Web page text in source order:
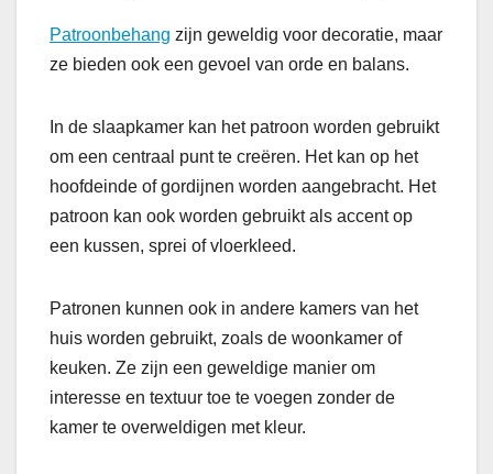
Patroonbehang zijn geweldig voor decoratie, maar
ze bieden ook een gevoel van orde en balans.
In de slaapkamer kan het patroon worden gebruikt
om een centraal punt te creëren. Het kan op het
hoofdeinde of gordijnen worden aangebracht. Het
patroon kan ook worden gebruikt als accent op
een kussen, sprei of vloerkleed.
Patronen kunnen ook in andere kamers van het
huis worden gebruikt, zoals de woonkamer of
keuken. Ze zijn een geweldige manier om
interesse en textuur toe te voegen zonder de
kamer te overweldigen met kleur.